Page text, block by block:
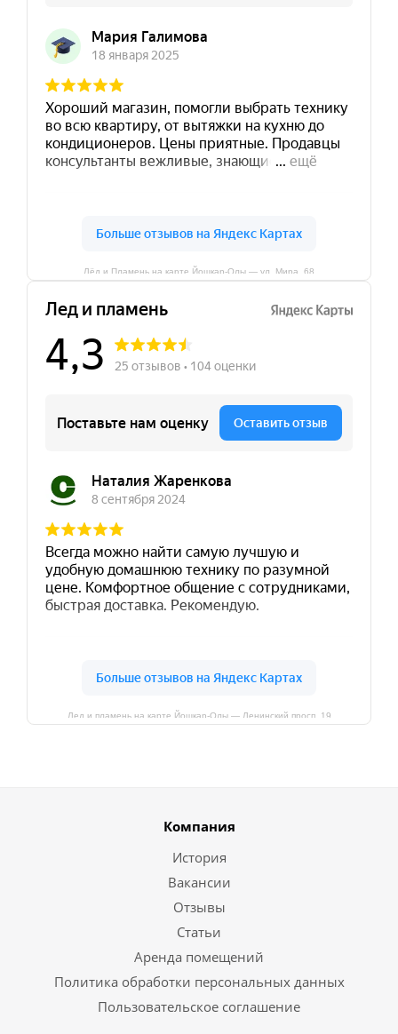
Лёд и Пламень на карте Йошкар‑Олы — ул. Мира, 68
Лед и пламень на карте Йошкар‑Олы — Ленинский просп.,19
Компания
История
Вакансии
Отзывы
Статьи
Аренда помещений
Политика обработки персональных данных
Пользовательское соглашение